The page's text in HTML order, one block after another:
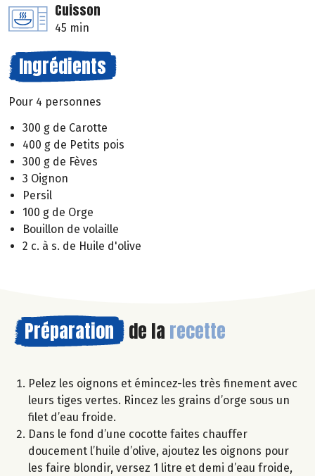
Cuisson
45 min
Ingrédients
Pour 4 personnes
300 g de Carotte
400 g de Petits pois
300 g de Fèves
3 Oignon
Persil
100 g de Orge
Bouillon de volaille
2 c. à s. de Huile d'olive
Préparation de la recette
Pelez les oignons et émincez-les très finement avec
leurs tiges vertes. Rincez les grains d’orge sous un
filet d’eau froide.
Dans le fond d’une cocotte faites chauffer
doucement l’huile d’olive, ajoutez les oignons pour
les faire blondir, versez 1 litre et demi d’eau froide,